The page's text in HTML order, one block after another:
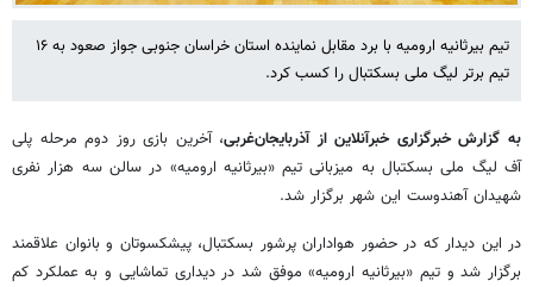
تیم بیرثانیه ارومیه با برد مقابل نماینده استان خراسان جنوبی جواز صعود به ۱۶
تیم برتر لیگ ملی بسکتبال را کسب کرد.
به گزارش خبرگزاری خبرآنلاین از آذربایجان‌غربی، آخرین بازی روز دوم مرحله پلی
آف لیگ ملی بسکتبال به میزبانی تیم «بیرثانیه ارومیه» در سالن سه هزار نفری
شهیدان آهندوست این شهر برگزار شد.
در این دیدار که در حضور هواداران پرشور بسکتبال، پیشکسوتان و بانوان علاقمند
برگزار شد و تیم «بیرثانیه ارومیه» موفق شد در دیداری تماشایی و به عملکرد کم